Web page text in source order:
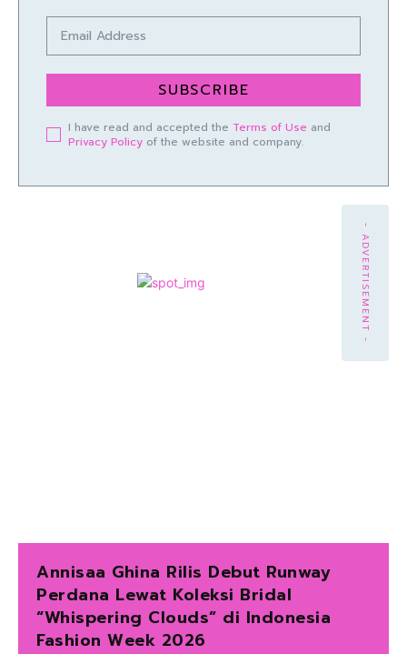
SUBSCRIBE
I have read and accepted the Terms of Use and
Privacy Policy of the website and company.
- ADVERTISEMENT -
Annisaa Ghina Rilis Debut Runway
Perdana Lewat Koleksi Bridal
“Whispering Clouds” di Indonesia
Fashion Week 2026